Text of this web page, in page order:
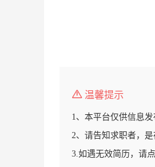
温馨提示
1、本平台仅供信息
2、请告知求职者，是
3.如遇无效简历，请